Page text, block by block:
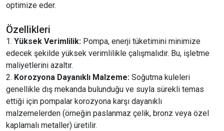
optimize eder.
Özellikleri
Yüksek Verimlilik: Pompa, enerji tüketimini minimize
edecek şekilde yüksek verimlilikle çalışmalıdır. Bu, işletme
maliyetlerini azaltır.
Korozyona Dayanıklı Malzeme: Soğutma kuleleri
genellikle dış mekanda bulunduğu ve suyla sürekli temas
ettiği için pompalar korozyona karşı dayanıklı
malzemelerden (örneğin paslanmaz çelik, bronz veya özel
kaplamalı metaller) üretilir.